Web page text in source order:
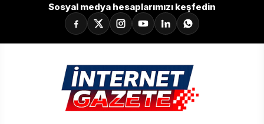
Sosyal medya hesaplarımızı keşfedin